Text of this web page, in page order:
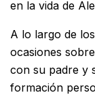
en la vida de
A lo largo de
ocasiones
con su padre y
formación